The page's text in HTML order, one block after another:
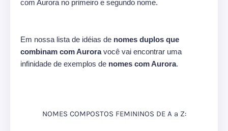
com Aurora no primeiro e segundo nome.
Em nossa lista de idéias de nomes duplos que
combinam com Auroravocê vai encontrar uma
infinidade de exemplos de nomes com Aurora.
NOMES COMPOSTOS FEMININOS DE A a Z: